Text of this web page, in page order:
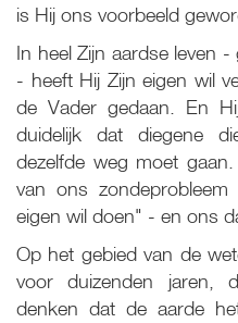
is Hij ons voorbeeld
In heel Zijn aardse leven
- heeft Hij Zijn eigen wil
de Vader gedaan. En
duidelijk dat diegene
dezelfde weg moet
van ons
eigen wil doen" - en ons
Op het gebied van de
voor duizenden jaren,
denken dat de aarde